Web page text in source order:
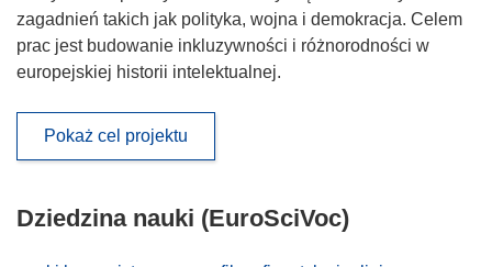
zagadnień takich jak polityka, wojna i demokracja. Celem
prac jest budowanie inkluzywności i różnorodności w
europejskiej historii intelektualnej.
Pokaż cel projektu
Dziedzina nauki (EuroSciVoc)